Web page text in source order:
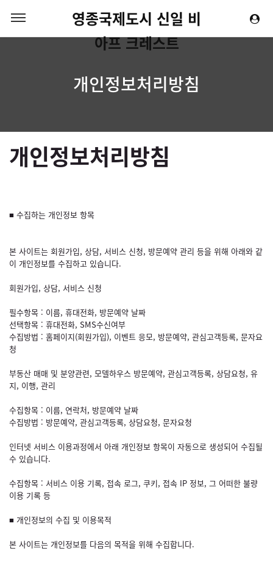
영종국제도시 신일 비
아프 크레스트
개인정보처리방침
개인정보처리방침
■ 수집하는 개인정보 항목
본 사이트는 회원가입, 상담, 서비스 신청, 방문예약 관리 등을 위해 아래와 같
이 개인정보를 수집하고 있습니다.
회원가입, 상담, 서비스 신청
필수항목 : 이름, 휴대전화, 방문예약 날짜
선택항목 : 휴대전화, SMS수신여부
수집방법 : 홈페이지(회원가입), 이벤트 응모, 방문예약, 관심고객등록, 문자요
청
부동산 매매 및 분양관련, 모델하우스 방문예약, 관심고객등록, 상담요청, 유
지, 이행, 관리
수집항목 : 이름, 연락처, 방문예약 날짜
수집방법 : 방문예약, 관심고객등록, 상담요청, 문자요청
인터넷 서비스 이용과정에서 아래 개인정보 항목이 자동으로 생성되어 수집될
수 있습니다.
수집항목 : 서비스 이용 기록, 접속 로그, 쿠키, 접속 IP 정보, 그 어떠한 불량
이용 기록 등
■ 개인정보의 수집 및 이용목적
본 사이트는 개인정보를 다음의 목적을 위해 수집합니다.